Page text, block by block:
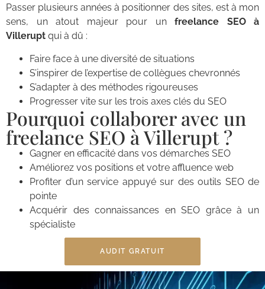
Passer plusieurs années à positionner des sites, est à mon
sens, un atout majeur pour un freelance SEO à
Villerupt qui à dû :
Faire face à une diversité de situations
S’inspirer de l’expertise de collègues chevronnés
S’adapter à des méthodes rigoureuses
Progresser vite sur les trois axes clés du SEO
Pourquoi collaborer avec un
freelance SEO à Villerupt ?
Gagner en efficacité dans vos démarches SEO
Améliorez vos positions et votre affluence web
Profiter d’un service appuyé sur des outils SEO de
pointe
Acquérir des connaissances en SEO grâce à un
spécialiste
AUDIT GRATUIT